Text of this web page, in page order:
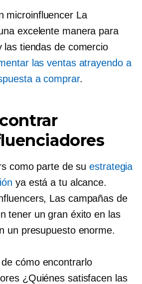
microinfluencerLa
excelente manera para
las tiendas de comercio
las ventas atrayendo a
a comprar.
como parte de suestrategia
ya está a tu alcance.
Las campañas de
tener un gran éxito en las
un presupuesto enorme.
cómo encontrarlo
¿Quiénes satisfacen las